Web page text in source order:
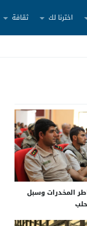
اخترنا لك ثقافة
المخدرات وسبل